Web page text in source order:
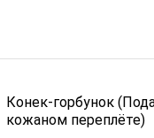
Конек-горбунок
кожаном переплёте)